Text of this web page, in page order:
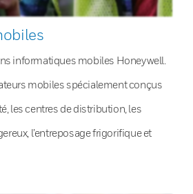
informatiques mobiles Honeywell.
mobiles spécialement conçus
les centres de distribution, les
l’entreposage frigorifique et